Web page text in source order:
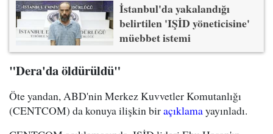
İstanbul'da yakalandığı
belirtilen 'IŞİD yöneticisine'
müebbet istemi
"Dera'da öldürüldü"
Öte yandan, ABD'nin Merkez Kuvvetler Komutanlığı
(CENTCOM) da konuya ilişkin biraçıklamayayınladı.